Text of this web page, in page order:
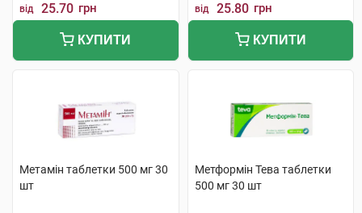
від 25.70 грн
КУПИТИ
від 25.80 грн
КУПИТИ
Метамін таблетки 500 мг 30
шт
Метформін Тева таблетки
500 мг 30 шт